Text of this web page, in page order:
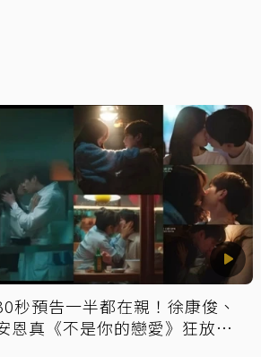
秒預告一半都在親！徐康俊、
恩真《不是你的戀愛》狂放閃